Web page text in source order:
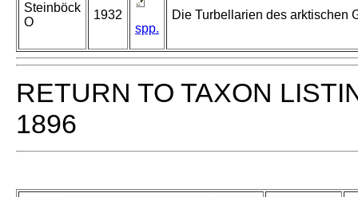
Steinböck
O
1932
spp.
Die Turbellarien des arktischen
RETURN TO TAXON
1896